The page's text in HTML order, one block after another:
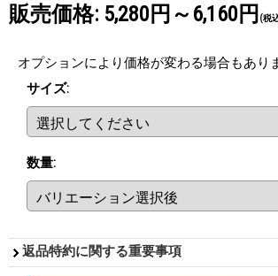
販売価格: 5,280円～6,160円 (税
オプションにより価格が変わる場合もあり
サイズ:
数量:
返品特約に関する重要事項